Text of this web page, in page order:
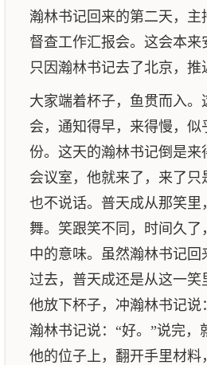
瀚林书记回来的第二天，主
督查工作汇报会。这会本来
只因瀚林书记去了北京，推
大家端着杯子，鱼贯而入。
会，通知得早，来得慢，似
份。这天的瀚林书记倒是来
会议室，他就来了，来了只
也不说话。普天成从那笑里
舞。笑跟笑不同，时间久了
中的意味。虽然瀚林书记回
过去，普天成还是从这一笑
他放下杯子，冲瀚林书记说
瀚林书记说：“好。”说完，
他的位子上，翻开手里材料